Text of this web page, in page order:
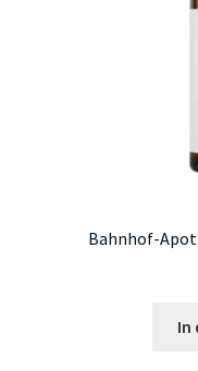
Bahnhof-
In